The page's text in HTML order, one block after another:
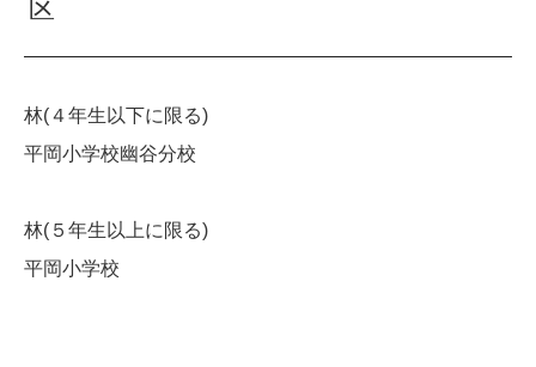
区
林(４年生以下に限る)
平岡小学校幽谷分校
林(５年生以上に限る)
平岡小学校